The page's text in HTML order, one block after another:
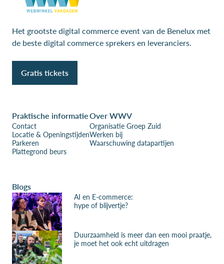
Het grootste digital commerce event van de Benelux met
de beste digital commerce sprekers en leveranciers.
Gratis tickets
Praktische informatie
Contact
Locatie & Openingstijden
Parkeren
Plattegrond beurs
Over WWV
Organisatie Groep Zuid
Werken bij
Waarschuwing datapartijen
Blogs
AI en E-commerce:
hype of blijvertje?
Duurzaamheid is meer dan een mooi praatje,
je moet het ook echt uitdragen